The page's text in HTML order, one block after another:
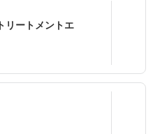
リートメントエ